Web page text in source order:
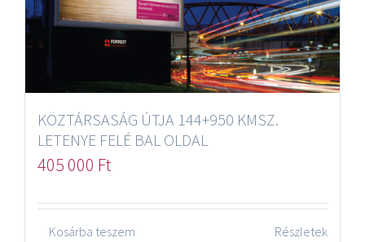
KÖZTÁRSASÁG ÚTJA 144+950 KMSZ.
LETENYE FELÉ BAL OLDAL
405 000 Ft
Kosárba teszem Részletek